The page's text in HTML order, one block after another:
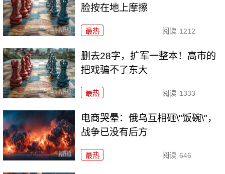
脸按在地上摩擦
最热 阅读 1212
删去28字，扩军一整本！高市的
把戏骗不了东大
最热 阅读 1333
电商哭晕：俄乌互相砸\"饭碗\"，
战争已没有后方
最热 阅读 646